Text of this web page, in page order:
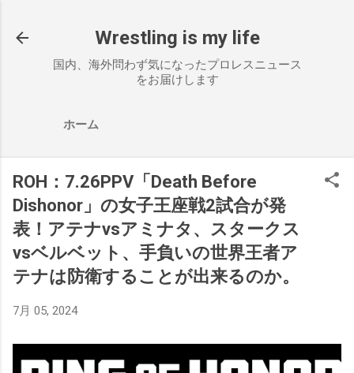
Wrestling is my life
国内、海外問わず気になったプロレスニュース
をお届けします
ホーム
ROH：7.26PPV「Death Before
Dishonor」の女子王座戦2試合が発
表！アテナvsアミナタ、スタークス
vsベルベット、手負いの世界王者ア
テナは防衛することが出来るのか。
7月 05, 2024